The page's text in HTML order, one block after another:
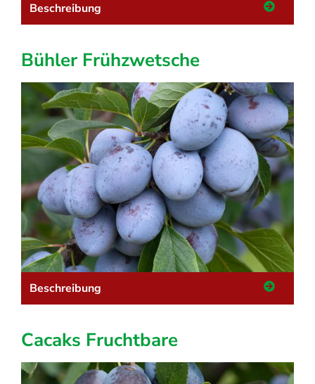
Beschreibung
Bühler Frühzwetsche
Beschreibung
Cacaks Fruchtbare